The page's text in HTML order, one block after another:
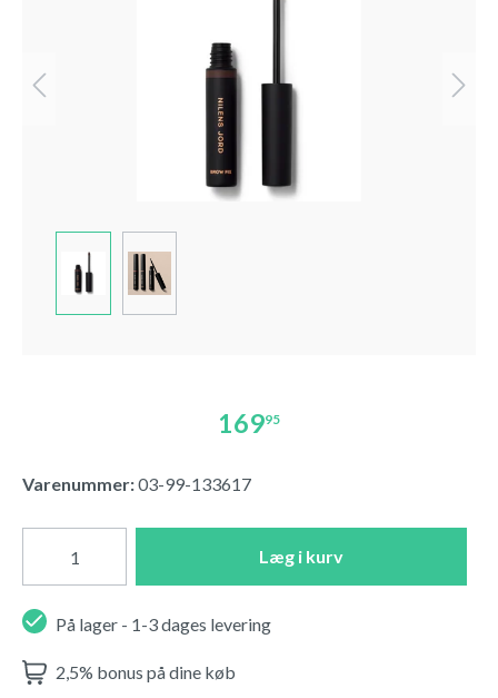
16995
Varenummer:03-99-133617
Læg i kurv
På lager - 1-3 dages levering
2,5% bonus på dine køb